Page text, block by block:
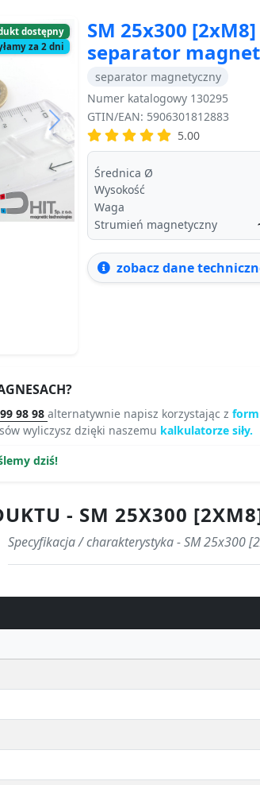
dostępny
za 2 dni
Next
SM 25x300
separator
separator magnetyczny
Numer katalogowy 130295
GTIN/EAN: 5906301812883
5.00
Średnica Ø
Wysokość
Waga
Strumień magnetyczny
zobacz dane
98 98 alternatywnie napisz korzystając z
wyliczysz dzięki naszemu kalkulatorze siły.
dziś!
- SM 25X300
Specyfikacja / charakterystyka - SM 25x300